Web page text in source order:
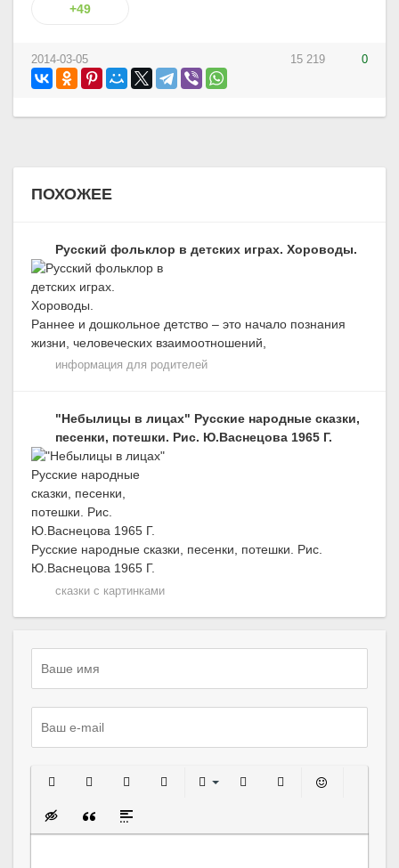
+49
15 219 0
2014-03-05
ПОХОЖЕЕ
Русский фольклор в детских играх. Хороводы.
Раннее и дошкольное детство – это начало познания
жизни, человеческих взаимоотношений,
информация для родителей
"Небылицы в лицах" Русские народные сказки,
песенки, потешки. Рис. Ю.Васнецова 1965 Г.
Русские народные сказки, песенки, потешки. Рис.
Ю.Васнецова 1965 Г.
сказки с картинками
Вставка скрытого текста
Вставка цитаты
Вставка спойлера